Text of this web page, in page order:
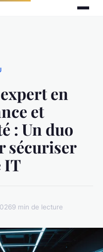
en
et
: Un duo
sécuriser
IT
9 min de lecture